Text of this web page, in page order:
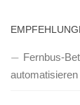
Fernbus-
automatisieren